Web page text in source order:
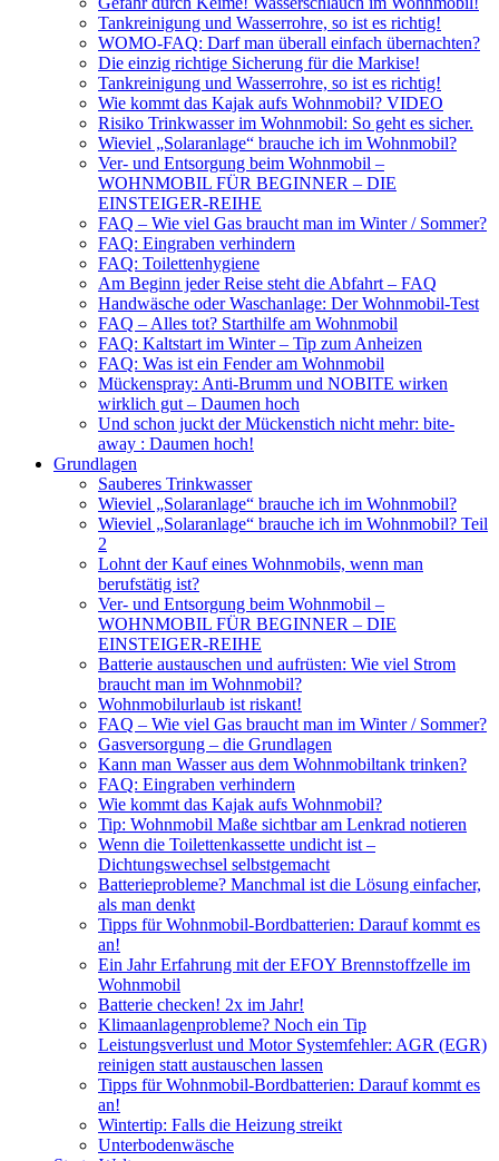
Tankreinigung und Wasserrohre, so ist es richtig!
WOMO-FAQ: Darf man überall einfach übernachten?
Die einzig richtige Sicherung für die Markise!
Tankreinigung und Wasserrohre, so ist es richtig!
Wie kommt das Kajak aufs Wohnmobil? VIDEO
Risiko Trinkwasser im Wohnmobil: So geht es sicher.
Wieviel „Solaranlage“ brauche ich im Wohnmobil?
Ver- und Entsorgung beim Wohnmobil –
WOHNMOBIL FÜR BEGINNER – DIE
EINSTEIGER-REIHE
FAQ – Wie viel Gas braucht man im Winter / Sommer?
FAQ: Eingraben verhindern
FAQ: Toilettenhygiene
Am Beginn jeder Reise steht die Abfahrt – FAQ
Handwäsche oder Waschanlage: Der Wohnmobil-Test
FAQ – Alles tot? Starthilfe am Wohnmobil
FAQ: Kaltstart im Winter – Tip zum Anheizen
FAQ: Was ist ein Fender am Wohnmobil
Mückenspray: Anti-Brumm und NOBITE wirken
wirklich gut – Daumen hoch
Und schon juckt der Mückenstich nicht mehr: bite-
away : Daumen hoch!
Grundlagen
Sauberes Trinkwasser
Wieviel „Solaranlage“ brauche ich im Wohnmobil?
Wieviel „Solaranlage“ brauche ich im Wohnmobil? Teil
2
Lohnt der Kauf eines Wohnmobils, wenn man
berufstätig ist?
Ver- und Entsorgung beim Wohnmobil –
WOHNMOBIL FÜR BEGINNER – DIE
EINSTEIGER-REIHE
Batterie austauschen und aufrüsten: Wie viel Strom
braucht man im Wohnmobil?
Wohnmobilurlaub ist riskant!
FAQ – Wie viel Gas braucht man im Winter / Sommer?
Gasversorgung – die Grundlagen
Kann man Wasser aus dem Wohnmobiltank trinken?
FAQ: Eingraben verhindern
Wie kommt das Kajak aufs Wohnmobil?
Tip: Wohnmobil Maße sichtbar am Lenkrad notieren
Wenn die Toilettenkassette undicht ist –
Dichtungswechsel selbstgemacht
Batterieprobleme? Manchmal ist die Lösung einfacher,
als man denkt
Tipps für Wohnmobil-Bordbatterien: Darauf kommt es
an!
Ein Jahr Erfahrung mit der EFOY Brennstoffzelle im
Wohnmobil
Batterie checken! 2x im Jahr!
Klimaanlagenprobleme? Noch ein Tip
Leistungsverlust und Motor Systemfehler: AGR (EGR)
reinigen statt austauschen lassen
Tipps für Wohnmobil-Bordbatterien: Darauf kommt es
an!
Wintertip: Falls die Heizung streikt
Unterbodenwäsche